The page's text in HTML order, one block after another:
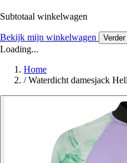
Subtotaal winkelwagen
Bekijk mijn winkelwagen
Loading...
Home
/ Waterdicht damesjack